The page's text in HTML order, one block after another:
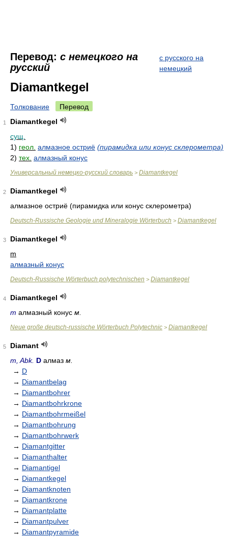
Перевод: с немецкого на
русский
с русского на
немецкий
Diamantkegel
Толкование Перевод
1
Diamantkegel
сущ.
1) геол. алмазное остриё (пирамидка или конус склерометра)
2) тех. алмазный конус
Универсальный немецко-русский словарь > Diamantkegel
2
Diamantkegel
алмазное остриё (пирамидка или конус склерометра)
Deutsch-Russische Geologie und Mineralogie Wörterbuch > Diamantkegel
3
Diamantkegel
m
алмазный конус
Deutsch-Russische Wörterbuch polytechnischen > Diamantkegel
4
Diamantkegel
m алмазный конус м.
Neue große deutsch-russische Wörterbuch Polytechnic > Diamantkegel
5
Diamant
m, Abk. D алмаз м.
→ D
→ Diamantbelag
→ Diamantbohrer
→ Diamantbohrkrone
→ Diamantbohrmeißel
→ Diamantbohrung
→ Diamantbohrwerk
→ Diamantgitter
→ Diamanthalter
→ Diamantigel
→ Diamantkegel
→ Diamantknoten
→ Diamantkrone
→ Diamantplatte
→ Diamantpulver
→ Diamantpyramide